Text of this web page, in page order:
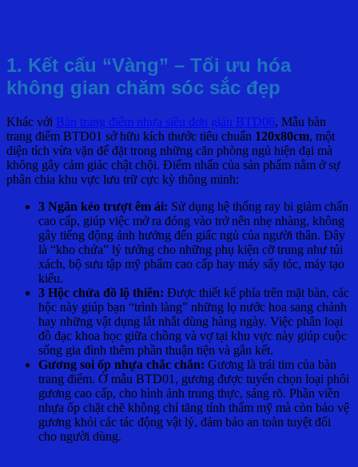
1. Kết cấu “Vàng” – Tối ưu hóa
không gian chăm sóc sắc đẹp
Khác với Bàn trang điểm nhựa siêu đơn giản BTD06, Mẫu bàn
trang điểm BTD01 sở hữu kích thước tiêu chuẩn 120x80cm, một
diện tích vừa vặn để đặt trong những căn phòng ngủ hiện đại mà
không gây cảm giác chật chội. Điểm nhấn của sản phẩm nằm ở sự
phân chia khu vực lưu trữ cực kỳ thông minh:
3 Ngăn kéo trượt êm ái: Sử dụng hệ thống ray bi giảm chấn
cao cấp, giúp việc mở ra đóng vào trở nên nhẹ nhàng, không
gây tiếng động ảnh hưởng đến giấc ngủ của người thân. Đây
là “kho chứa” lý tưởng cho những phụ kiện cỡ trung như túi
xách, bộ sưu tập mỹ phẩm cao cấp hay máy sấy tóc, máy tạo
kiểu.
3 Hộc chứa đồ lộ thiên: Được thiết kế phía trên mặt bàn, các
hộc này giúp bạn “trình làng” những lọ nước hoa sang chảnh
hay những vật dụng lắt nhắt dùng hàng ngày. Việc phân loại
đồ đạc khoa học giữa chồng và vợ tại khu vực này giúp cuộc
sống gia đình thêm phần thuận tiện và gắn kết.
Gương soi ốp nhựa chắc chắn: Gương là trái tim của bàn
trang điểm. Ở mẫu BTD01, gương được tuyển chọn loại phôi
gương cao cấp, cho hình ảnh trung thực, sáng rõ. Phần viền
nhựa ốp chặt chẽ không chỉ tăng tính thẩm mỹ mà còn bảo vệ
gương khỏi các tác động vật lý, đảm bảo an toàn tuyệt đối
cho người dùng.